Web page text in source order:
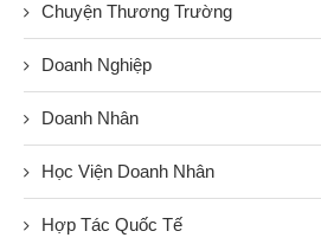
Chuyện Thương Trường
Doanh Nghiệp
Doanh Nhân
Học Viện Doanh Nhân
Hợp Tác Quốc Tế